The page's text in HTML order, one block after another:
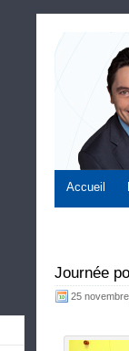
Accueil
Journée
25